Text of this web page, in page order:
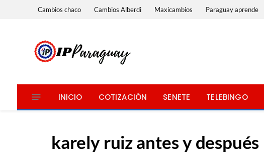
Cambios chaco Cambios Alberdi Maxicambios Paraguay aprende
INICIO COTIZACIÓN SENETE TELEBINGO
karely ruiz antes y después